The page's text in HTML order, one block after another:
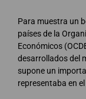
Para muestra un
países de la
Económicos
desarrollados del
supone un
representaba en